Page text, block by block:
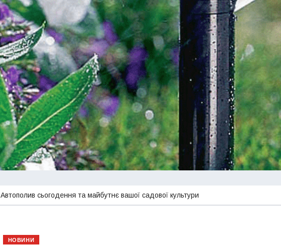
Автополив сьогодення та майбутнє вашої садової культури
НОВИНИ